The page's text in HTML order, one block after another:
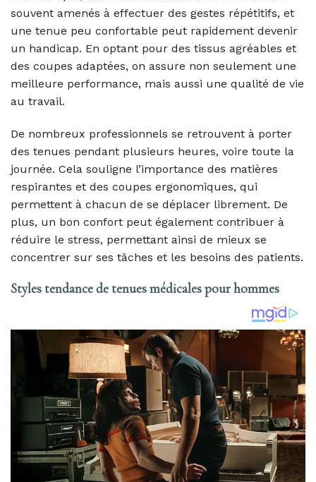
souvent amenés à effectuer des gestes répétitifs, et
une tenue peu confortable peut rapidement devenir
un handicap. En optant pour des tissus agréables et
des coupes adaptées, on assure non seulement une
meilleure performance, mais aussi une qualité de vie
au travail.
De nombreux professionnels se retrouvent à porter
des tenues pendant plusieurs heures, voire toute la
journée. Cela souligne l’importance des matières
respirantes et des coupes ergonomiques, qui
permettent à chacun de se déplacer librement. De
plus, un bon confort peut également contribuer à
réduire le stress, permettant ainsi de mieux se
concentrer sur ses tâches et les besoins des patients.
Styles tendance de tenues médicales pour hommes